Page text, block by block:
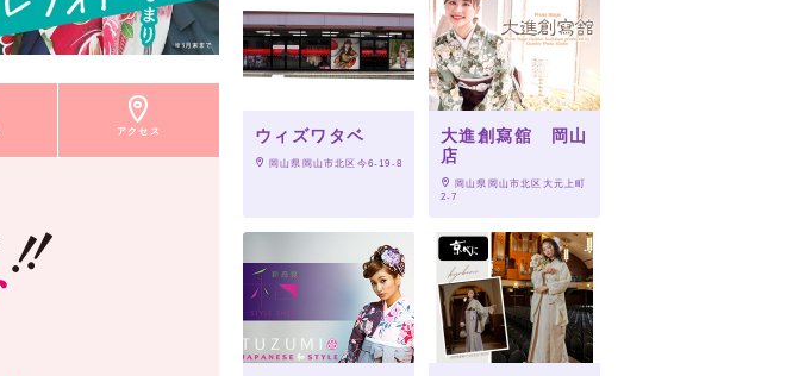
アクセス ウィズワタベ
岡山県岡山市北区今6-19-8
大進創寫舘 岡山
店
岡山県岡山市北区大元上町
2-7